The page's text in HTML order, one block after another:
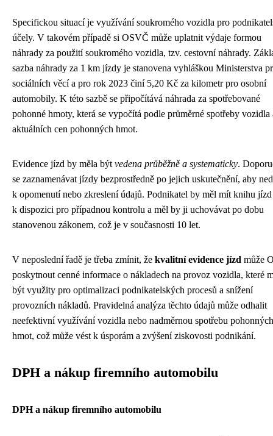
Specifickou situací je využívání soukromého vozidla pro
účely. V takovém případě si OSVČ může uplatnit výdaje formou
náhrady za použití soukromého vozidla, tzv. cestovní náhrady.
sazba náhrady za 1 km jízdy je stanovena vyhláškou Ministerstva
sociálních věcí a pro rok 2023 činí 5,20 Kč za kilometr pro osobní
automobily. K této sazbě se připočítává náhrada za spotřebované
pohonné hmoty, která se vypočítá podle průměrné spotřeby vozidla
aktuálních cen pohonných hmot.
Evidence jízd by měla být vedena průběžně a systematicky.
se zaznamenávat jízdy bezprostředně po jejich uskutečnění, aby
k opomenutí nebo zkreslení údajů. Podnikatel by měl mít knihu
k dispozici pro případnou kontrolu a měl by ji uchovávat po dobu
stanovenou zákonem, což je v současnosti 10 let.
V neposlední řadě je třeba zmínit, že kvalitní evidence jízd může
poskytnout cenné informace o nákladech na provoz vozidla, které
být využity pro optimalizaci podnikatelských procesů a snížení
provozních nákladů. Pravidelná analýza těchto údajů může odhalit
neefektivní využívání vozidla nebo nadměrnou spotřebu pohonných
hmot, což může vést k úsporám a zvýšení ziskovosti podnikání.
DPH a nákup firemního automobilu
DPH a nákup firemního automobilu